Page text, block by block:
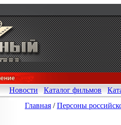
Новости Каталог фильмов
Главная /Персоны